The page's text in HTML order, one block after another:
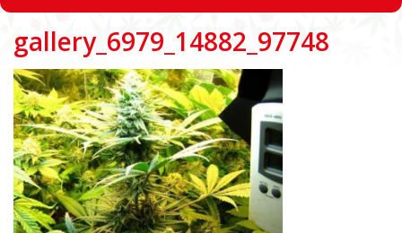
gallery_6979_14882_97748